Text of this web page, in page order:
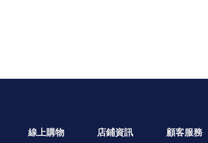
線上購物 店鋪資訊 顧客服務